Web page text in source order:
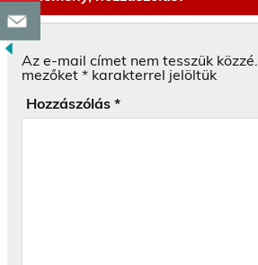
Az e-mail címet nem tesszük közzé.
mezőket * karakterrel jelöltük
Hozzászólás *